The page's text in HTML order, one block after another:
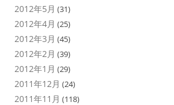
2012年5月 (31)
2012年4月 (25)
2012年3月 (45)
2012年2月 (39)
2012年1月 (29)
2011年12月 (24)
2011年11月 (118)